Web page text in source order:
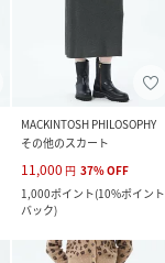
MACKINTOSH PHILOSOPHY
その他のスカート
11,000 円 37%OFF
1,000ポイント(10%ポイント
バック)